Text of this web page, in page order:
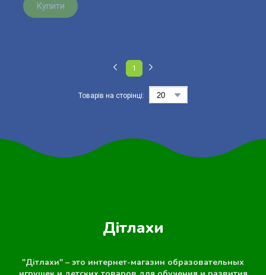
Купити
Товарів на сторінці:
1
Дітлахи
"Дітлахи" – это интернет-магазин образовательных